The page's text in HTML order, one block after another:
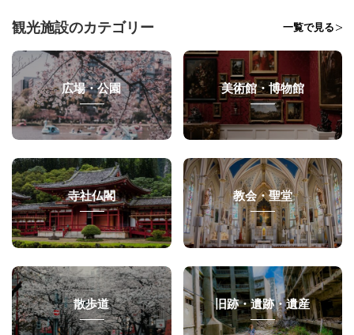
観光施設のカテゴリー 一覧で見る
広場・公園 美術館・博物館
寺社仏閣 教会・聖堂
散歩道 旧跡・遺跡・遺産